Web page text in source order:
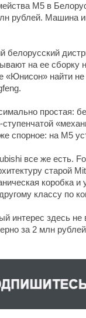
M5 в
рублей. Машина
белорусский
на ее сборку
«Юнисон» найти
простая:
ступенчатой
спорное: на M5
все же есть.
старой
коробка и
классу по
интерес здесь
за 2 млн